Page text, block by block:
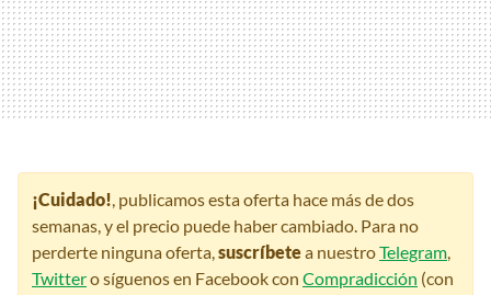
¡Cuidado!, publicamos esta oferta hace más de dos
semanas, y el precio puede haber cambiado. Para no
perderte ninguna oferta,suscríbetea nuestroTelegram,
Twittero síguenos en Facebook con Compradicción (con